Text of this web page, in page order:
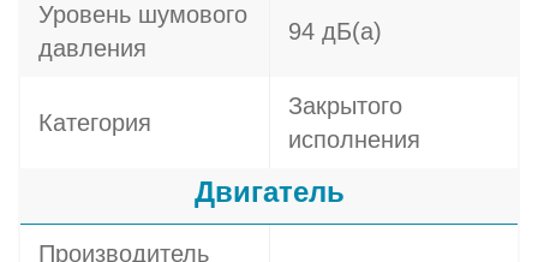
Уровень шумового
давления
94 дБ(а)
Категория
Закрытого
исполнения
Двигатель
Производитель